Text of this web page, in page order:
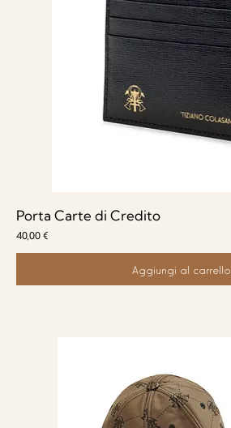
Porta Carte di Credito
Prezzo
40,00 €
Aggiungi al carrello